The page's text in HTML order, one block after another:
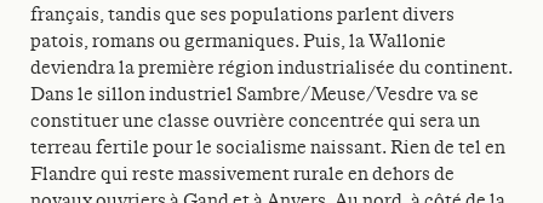
français, tandis que ses populations parlent divers
patois, romans ou germaniques. Puis, la Wallonie
deviendra la première région industrialisée du continent.
Dans le sillon industriel Sambre/Meuse/Vesdre va se
constituer une classe ouvrière concentrée qui sera un
terreau fertile pour le socialisme naissant. Rien de tel en
Flandre qui reste massivement rurale en dehors de